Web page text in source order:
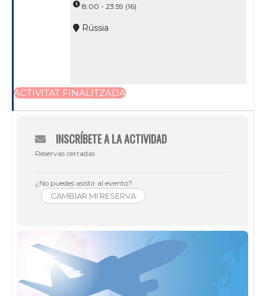
8:00 - 23:59 (16)
Rússia
ACTIVITAT FINALITZADA
INSCRÍBETE A LA ACTIVIDAD
Reservas cerradas
¿No puedes asistir al evento?
CAMBIAR MI RESERVA